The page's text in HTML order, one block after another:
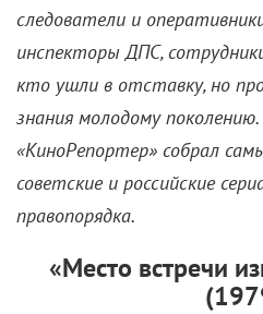
следователи и
инспекторы ДПС,
кто ушли в отставку, но
знания молодому
«КиноРепортер» собрал
советские и российские
правопорядка.
«Место встречи